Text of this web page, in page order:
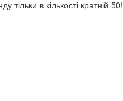
тільки в кількості кратній 50!